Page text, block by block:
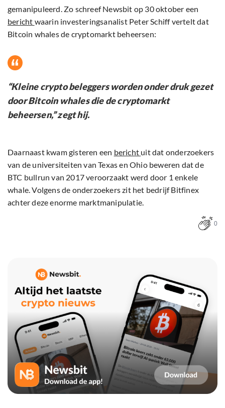
gemanipuleerd. Zo schreef Newsbit op 30 oktober een
bericht waarin investeringsanalist Peter Schiff vertelt dat
Bitcoin whales de cryptomarkt beheersen:
“Kleine crypto beleggers worden onder druk gezet
door Bitcoin whales die de cryptomarkt
beheersen,” zegt hij.
Daarnaast kwam gisteren een bericht uit dat onderzoekers
van de universiteiten van Texas en Ohio beweren dat de
BTC bullrun van 2017 veroorzaakt werd door 1 enkele
whale. Volgens de onderzoekers zit het bedrijf Bitfinex
achter deze enorme marktmanipulatie.
0